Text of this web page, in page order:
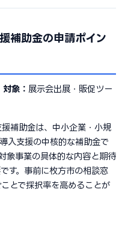
補助金の申請ポイン
対象： 展示会出展・販促ツー
補助金は、中小企業・小規
入支援の中核的な補助金で
象事業の具体的な内容と期待
す。事前に枚方市の相談窓
とで採択率を高めることが